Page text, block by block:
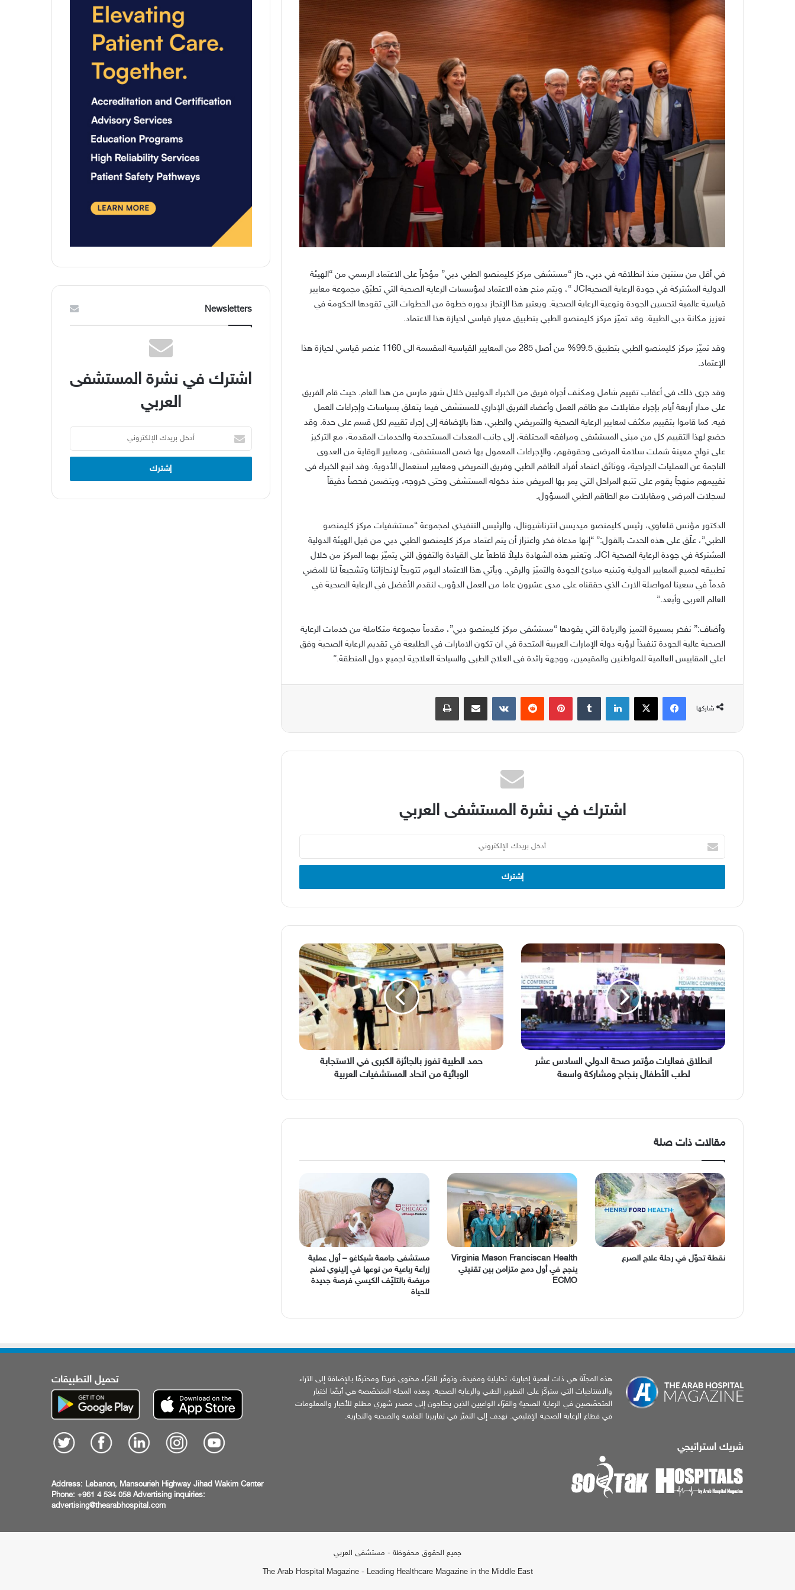
في أقل من سنتين منذ انطلاقه في دبي، حاز “مستشفى مركز كليمنصو الطبي دبي” مؤخراً على الاعتماد الرسمي من “الهيئة
الدولية المشتركة في جودة الرعاية الصحيةJCI “، ويتم منح هذه الاعتماد لمؤسسات الرعاية الصحية التي تطبّق مجموعة معايير
قياسية عالمية لتحسين الجودة ونوعية الرعاية الصحية. ويعتبر هذا الإنجاز بدوره خطوة من الخطوات التي تقودها الحكومة في
تعزيز مكانة دبي الطبية. وقد تميّز مركز كليمنصو الطبي بتطبيق معيار قياسي لحيازة هذا الاعتماد.
وقد تميّز مركز كليمنصو الطبي بتطبيق 99.5% من أصل 285 من المعايير القياسية المقسمة الى 1160 عنصر قياسي لحيازة هذا
الإعتماد.
وقد جرى ذلك في أعقاب تقييم شامل ومكثف أجراه فريق من الخبراء الدوليين خلال شهر مارس من هذا العام. حيث قام الفريق
على مدار أربعة أيام بإجراء مقابلات مع طاقم العمل وأعضاء الفريق الإداري للمستشفى فيما يتعلق بسياسات وإجراءات العمل
فيه. كما قاموا بتقييم مكثف لمعايير الرعاية الصحية والتمريضي والطبي، هذا بالإضافة إلى إجراء تقييم لكل قسم على حدة. وقد
خضع لهذا التقييم كل من مبنى المستشفى ومرافقه المختلفة، إلى جانب المعدات المستخدمة والخدمات المقدمة، مع التركيز
على نواحٍ معينة شملت سلامة المرضى وحقوقهم، والإجراءات المعمول بها ضمن المستشفى، ومعايير الوقاية من العدوى
الناجمة عن العمليات الجراحية، ووثائق اعتماد أفراد الطاقم الطبي وفريق التمريض ومعايير استعمال الأدوية. وقد اتبع الخبراء في
تقييمهم منهجاً يقوم على تتبع المراحل التي يمر بها المريض منذ دخوله المستشفى وحتى خروجه، ويتضمن فحصاً دقيقاً
لسجلات المرضى ومقابلات مع الطاقم الطبي المسؤول.
الدكتور مؤنس قلعاوي، رئيس كليمنصو ميديسن انترناشيونال، والرئيس التنفيذي لمجموعة “مستشفيات مركز كليمنصو
الطبي”، علّق على هذه الحدث بالقول:” “إنها مدعاة فخر واعتزاز أن يتم اعتماد مركز كليمنصو الطبي دبي من قبل الهيئة الدولية
المشتركة في جودة الرعاية الصحية JCI. وتعتبر هذه الشهادة دليلاً قاطعاً على القيادة والتفوق التي يتميّز بهما المركز من خلال
تطبيقه لجميع المعايير الدولية وتبنيه مبادئ الجودة والتميّز والرقي. ويأتي هذا الاعتماد اليوم تتويجاً لإنجازاتنا وتشجيعاً لنا للمضي
قدماً في سعينا لمواصلة الارث الذي حققناه على مدى عشرون عاما من العمل الدؤوب لنقدم الأفضل في الرعاية الصحية في
العالم العربي وأبعد.”
وأضاف:” نفخر بمسيرة التميز والريادة التي يقودها “مستشفى مركز كليمنصو دبي”، مقدماً مجموعة متكاملة من خدمات الرعاية
الصحية عالية الجودة تنفيذاً لرؤية دولة الإمارات العربية المتحدة في ان تكون الامارات في الطليعة في تقديم الرعاية الصحية وفق
اعلي المقاييس العالمية للمواطنين والمقيمين، ووجهة رائدة في العلاج الطبي والسياحة العلاجية لجميع دول المنطقة.”
شاركها
فيسبوك‫X لينكدإن بينتيريست مشاركة عبر البريد طباعة
اشترك في نشرة المستشفى العربي
بريدك
الإلكتروني
انطلاق
فعاليات
مؤتمر
صحة
الدولي
السادس
عشر
لطب
الأطفال
بنجاحانطلاق فعاليات مؤتمر صحة الدولي السادس عشر
لطب الأطفال بنجاح ومشاركة واسعة
حمد
الطبية
تفوز
بالجائزة
الكبرى
في
الاستجابة
الوبائية
من
المستشفيات
حمد الطبية تفوز بالجائزة الكبرى في الاستجابة
الوبائية من اتحاد المستشفيات العربية
مقالات ذات صلة
نقطة تحوّل في رحلة علاج الصرع
Virginia Mason Franciscan Health
ينجح في أول دمج متزامن بين تقنيتي
ECMO
مستشفى جامعة شيكاغو – أول عملية
زراعة رباعية من نوعها في إلينوي تمنح
مريضة بالتليّف الكيسي فرصة جديدة
للحياة
Newsletters
اشترك في نشرة المستشفى
العربي
بريدك
الإلكتروني
هذه المجلّة هي ذات أهمية إخبارية، تحليلية ومفيدة، وتوفّر للقرّاء محتوى فريدًا ومحترفًا بالإضافة إلى الآراء
والافتتاحيات التي ستركّز على التطوير الطبي والرعاية الصحية. وهذه المجلة المتخصّصة هي أيضًا اختيار
المتخصّصين في الرعاية الصحية والقرّاء الواعيين الذين يحتاجون إلى مصدر شهري مطلع للأخبار والمعلومات
في قطاع الرعاية الصحية الإقليمي. نهدف إلى التميّز في تقاريرنا العلمية والصحية والتجارية.
شريك استراتيجي
تحميل التطبيقات
Address: Lebanon, Mansourieh Highway Jihad Wakim Center
Phone: +961 4 534 058 Advertising inquiries:
advertising@thearabhospital.com
جميع الحقوق محفوظة - مستشفى العربي
The Arab Hospital Magazine - Leading Healthcare Magazine in the Middle East